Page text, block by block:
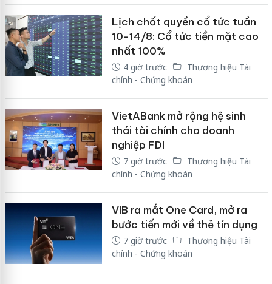
Lịch chốt quyền cổ tức tuần
10-14/8: Cổ tức tiền mặt cao
nhất 100%
4 giờ trước
Thương hiệu Tài
chính - Chứng khoán
VietABank mở rộng hệ sinh
thái tài chính cho doanh
nghiệp FDI
7 giờ trước
Thương hiệu Tài
chính - Chứng khoán
VIB ra mắt One Card, mở ra
bước tiến mới về thẻ tín dụng
7 giờ trước
Thương hiệu Tài
chính - Chứng khoán